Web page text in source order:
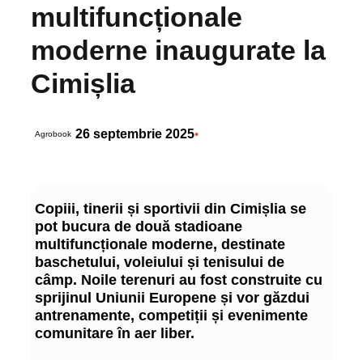
multifuncționale
moderne inaugurate la
Cimișlia
Agrobook 26 septembrie 2025•
Copiii, tinerii și sportivii din Cimișlia se
pot bucura de două stadioane
multifuncționale moderne, destinate
baschetului, voleiului și tenisului de
câmp. Noile terenuri au fost construite cu
sprijinul Uniunii Europene și vor găzdui
antrenamente, competiții și evenimente
comunitare în aer liber.